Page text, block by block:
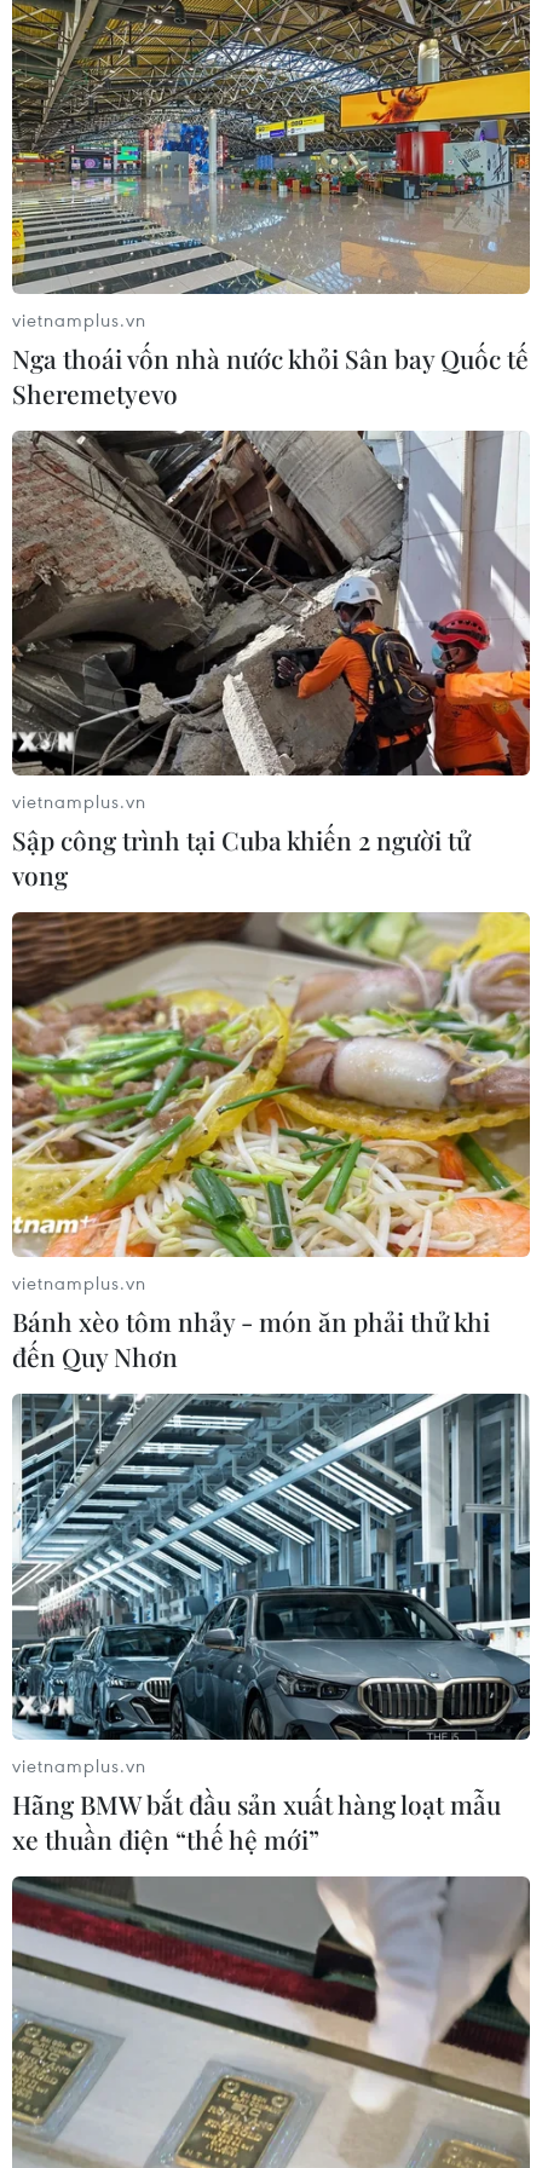
TIN CÙNG CHUYÊN MỤC
Cục diện ASEAN Cup: Việt Nam
quyết giành ngôi đầu, Thái Lan vẫn
có thể bị loại
07/08/2026 02:29
vietnamplus.vn
Nga thoái vốn nhà nước khỏi Sân bay Quốc tế
Sheremetyevo
vietnamplus.vn
Sập công trình tại Cuba khiến 2 người tử
vong
vietnamplus.vn
Bánh xèo tôm nhảy - món ăn phải thử khi
đến Quy Nhơn
vietnamplus.vn
Hãng BMW bắt đầu sản xuất hàng loạt mẫu
xe thuần điện “thế hệ mới”